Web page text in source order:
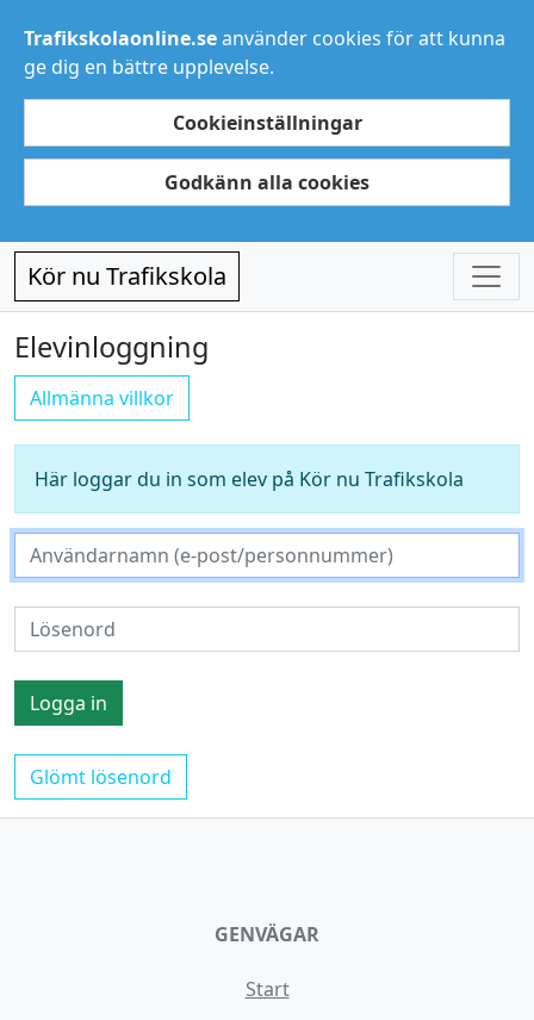
Trafikskolaonline.seanvänder cookies för att kunna
ge dig en bättre upplevelse.
Cookieinställningar
Godkänn alla cookies
Kör nu Trafikskola
Elevinloggning
Allmänna villkor
Här loggar du in som elev på Kör nu Trafikskola
Glömt lösenord
GENVÄGAR
Start